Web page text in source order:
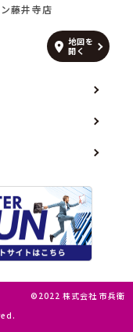
藤井寺店
地図を
開く
©2022 株式会社 市兵衛